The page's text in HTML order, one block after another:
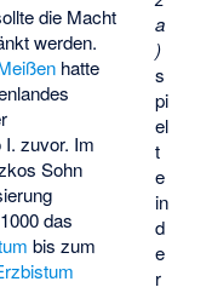
a
)
s
pi
el
t
e
in
d
e
r
die Macht
werden.
hatte
zuvor. Im
Sohn
das
bis zum